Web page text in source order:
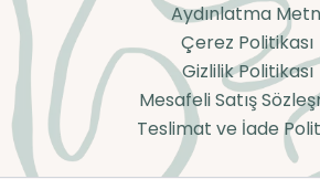
Aydınlatma
Çerez Politikası
Gizlilik Politikası
Mesafeli Satış
Teslimat ve İade